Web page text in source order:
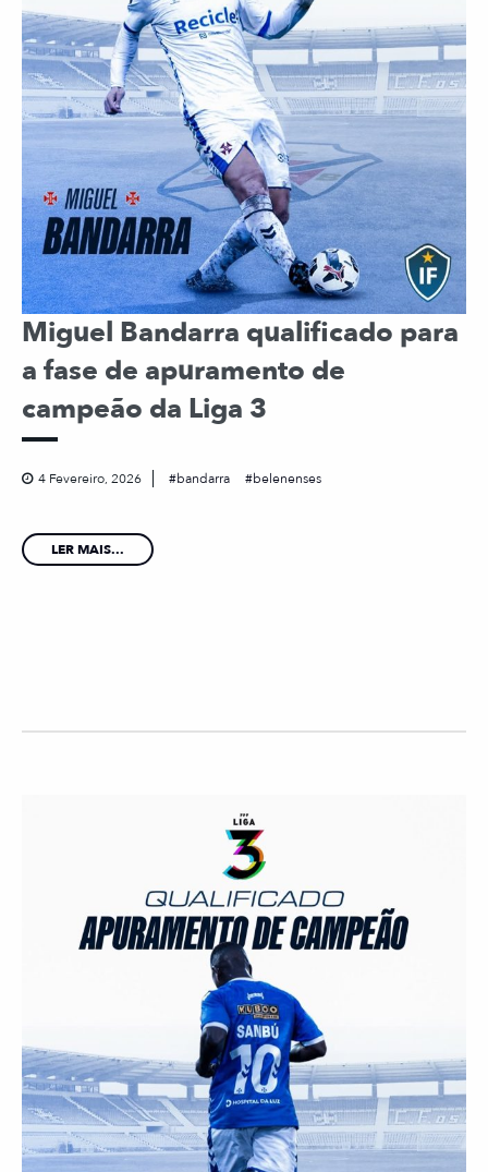
Miguel Bandarra qualificado para
a fase de apuramento de
campeão da Liga 3
4 Fevereiro, 2026 bandarra belenenses
LER MAIS...